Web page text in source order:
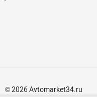
© 2026 Avtomarket34.ru